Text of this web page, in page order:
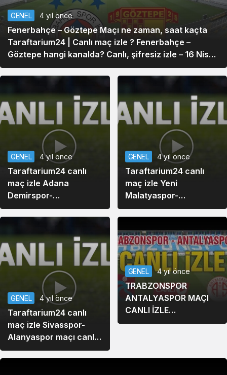
GENEL 4 yıl önce
Fenerbahçe – Göztepe Maçı ne zaman, saat kaçta
Taraftarium24 | Canlı maç izle ? Fenerbahçe –
Göztepe hangi kanalda? Canlı, şifresiz izle – 16 Nisan
2022
GENEL 4 yıl önce
Taraftarium24 canlı
maç izle Adana
Demirspor-
Trabzonspor maçı canlı
izle (BeINSports)
GENEL 4 yıl önce
Taraftarium24 canlı
maç izle Yeni
Malatyaspor-
Konyaspor maçı canlı
izle (BeINSports)
GENEL 4 yıl önce
Taraftarium24 canlı
maç izle Sivasspor-
Alanyaspor maçı canlı
izle (BeINSports)
GENEL 4 yıl önce
TRABZONSPOR
ANTALYASPOR MAÇI
CANLI İZLE
TARAFTARİUM 24